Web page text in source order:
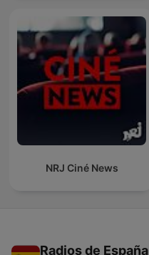
NRJ Ciné News
Radios de España